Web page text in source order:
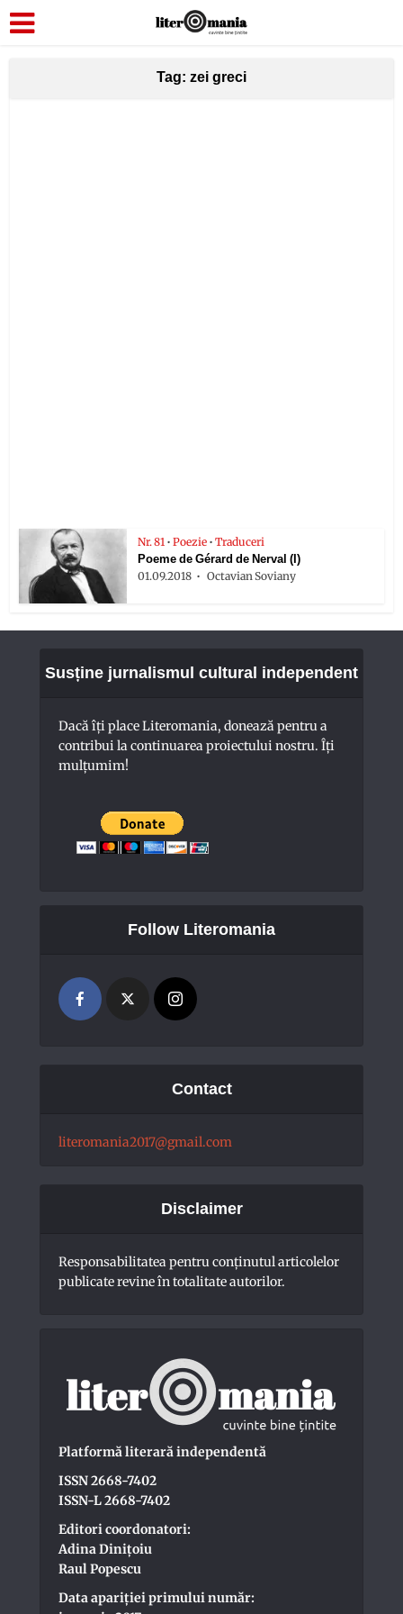
Tag: zei greci
Nr. 81 • Poezie • Traduceri
Poeme de Gérard de Nerval (I)
01.09.2018
Octavian Soviany
Susține jurnalismul cultural independent
Dacă îți place Literomania, donează pentru a
contribui la continuarea proiectului nostru. Îți
mulțumim!
Follow Literomania
Contact
literomania2017@gmail.com
Disclaimer
Responsabilitatea pentru conţinutul articolelor
publicate revine în totalitate autorilor.
Platformă literară independentă
ISSN 2668-7402
ISSN-L 2668-7402
Editori coordonatori:
Adina Dinițoiu
Raul Popescu
Data apariţiei primului număr: